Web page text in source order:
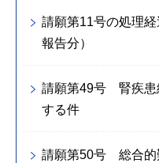
請願第11号の処理
報告分）
請願第49号 腎疾患
する件
請願第50号 総合的